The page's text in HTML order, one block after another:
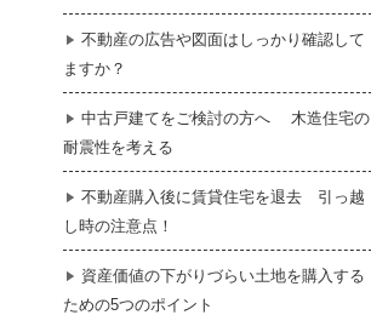
不動産の広告や図面はしっかり確認して
ますか？
中古戸建てをご検討の方へ 木造住宅の
耐震性を考える
不動産購入後に賃貸住宅を退去 引っ越
し時の注意点！
資産価値の下がりづらい土地を購入する
ための5つのポイント